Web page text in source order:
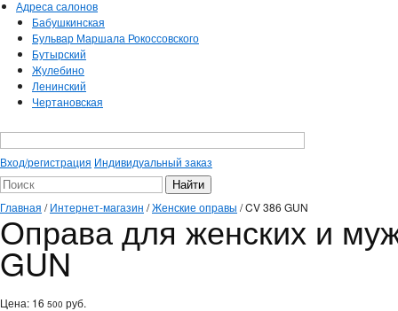
Адреса салонов
Бабушкинская
Бульвар Маршала Рокоссовского
Бутырский
Жулебино
Ленинский
Чертановская
Вход/регистрация Индивидуальный заказ
Главная /Интернет-магазин /Женские оправы /CV 386 GUN
Оправа для женских и
GUN
Цена: 16 500 руб.